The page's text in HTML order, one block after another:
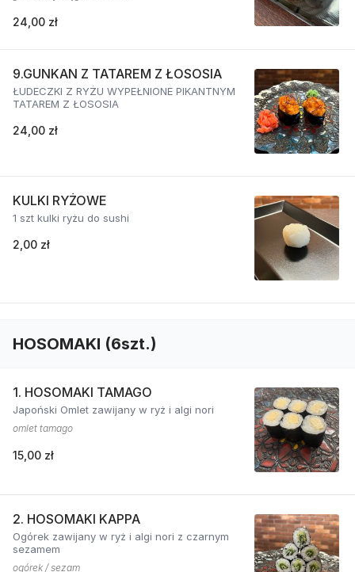
24,00 zł
9.GUNKAN Z TATAREM Z ŁOSOSIA
ŁUDECZKI Z RYŻU WYPEŁNIONE PIKANTNYM
TATAREM Z ŁOSOSIA
24,00 zł
KULKI RYŻOWE
1 szt kulki ryżu do sushi
2,00 zł
HOSOMAKI (6szt.)
1. HOSOMAKI TAMAGO
Japoński Omlet zawijany w ryż i algi nori
omlet tamago
15,00 zł
2. HOSOMAKI KAPPA
Ogórek zawijany w ryż i algi nori z czarnym
sezamem
ogórek / sezam